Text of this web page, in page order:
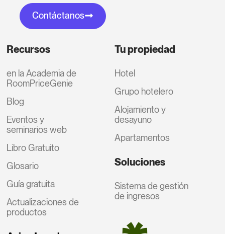
Contáctanos
Recursos
en la Academia de
RoomPriceGenie
Blog
Eventos y
seminarios web
Libro Gratuito
Glosario
Guía gratuita
Actualizaciones de
productos
Tu propiedad
Hotel
Grupo hotelero
Alojamiento y
desayuno
Apartamentos
Soluciones
Sistema de gestión
de ingresos